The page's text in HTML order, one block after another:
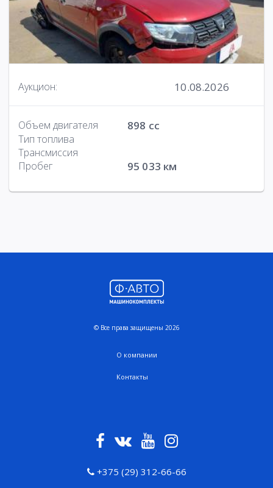
Аукцион: 10.08.2026
Объем двигателя 898 cc
Тип топлива
Трансмиссия
Пробег
95 033 км
© Все права защищены 2026
О компании
Контакты
+375 (29) 312-66-66